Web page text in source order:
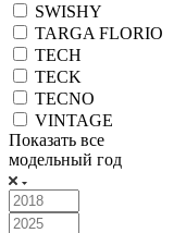
SWISHY
TARGA FLORIO
TECH
TECK
TECNO
VINTAGE
Показать все
модельный год